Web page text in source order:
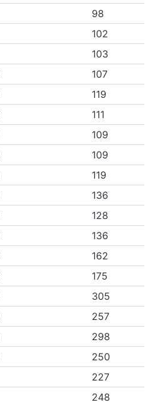
98
102
103
107
119
111
109
109
119
136
128
136
162
175
305
257
298
250
227
248